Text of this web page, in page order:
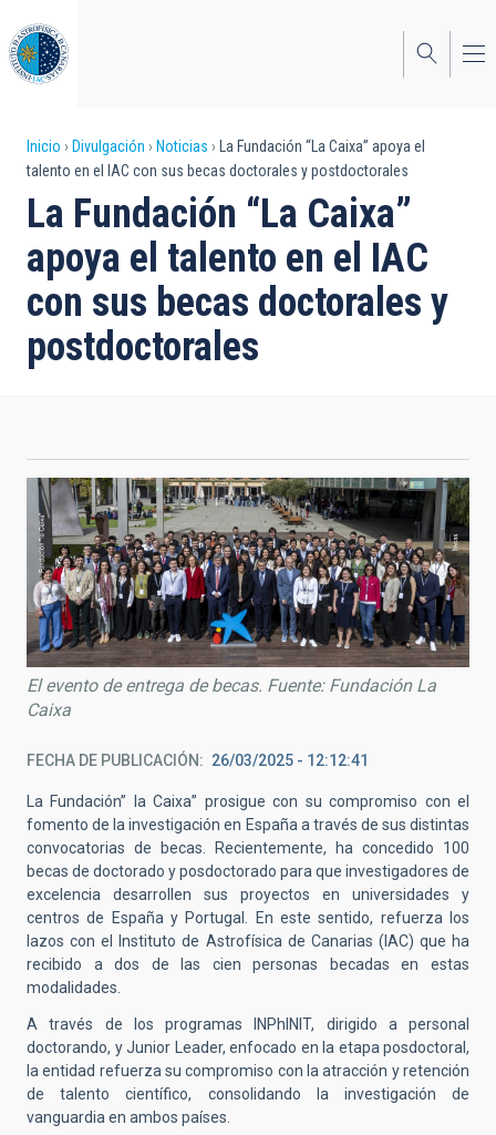
al
contenido
principal
Sobrescribir
enlaces
de
ayuda
a
la
Inicio Divulgación Noticias
La Fundación “La Caixa” apoya el
talento en el IAC con sus becas doctorales y postdoctorales
La Fundación “La Caixa”
apoya el talento en el IAC
con sus becas doctorales y
postdoctorales
El evento de entrega de becas. Fuente: Fundación La
Caixa
FECHA DE PUBLICACIÓN 26/03/2025 - 12:12:41
La Fundación” la Caixa” prosigue con su compromiso con el
fomento de la investigación en España a través de sus distintas
convocatorias de becas. Recientemente, ha concedido 100
becas de doctorado y posdoctorado para que investigadores de
excelencia desarrollen sus proyectos en universidades y
centros de España y Portugal. En este sentido, refuerza los
lazos con el Instituto de Astrofísica de Canarias (IAC) que ha
recibido a dos de las cien personas becadas en estas
modalidades.
A través de los programas INPhINIT, dirigido a personal
doctorando, y Junior Leader, enfocado en la etapa posdoctoral,
la entidad refuerza su compromiso con la atracción y retención
de talento científico, consolidando la investigación de
vanguardia en ambos países.